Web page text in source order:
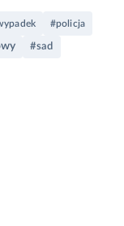
#policja
#sad